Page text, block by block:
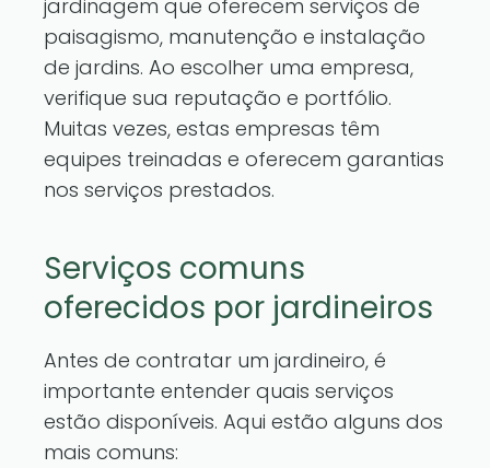
jardinagem que oferecem serviços de
paisagismo, manutenção e instalação
de jardins. Ao escolher uma empresa,
verifique sua reputação e portfólio.
Muitas vezes, estas empresas têm
equipes treinadas e oferecem garantias
nos serviços prestados.
Serviços comuns
oferecidos por jardineiros
Antes de contratar um jardineiro, é
importante entender quais serviços
estão disponíveis. Aqui estão alguns dos
mais comuns: